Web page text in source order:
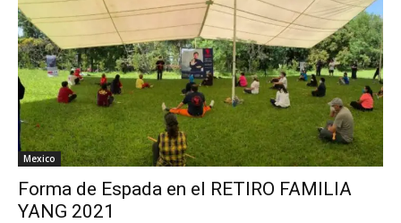
Mexico
Forma de Espada en el RETIRO FAMILIA
YANG 2021